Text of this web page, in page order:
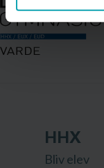
HHX
Bliv elev